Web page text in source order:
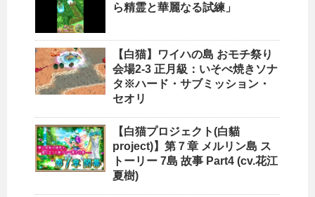
ら精霊と華麗なる試練」
【白猫】ワイハの島 おモチ祭り
会場2-3 正月級：いそべ焼きソナ
タ※ハード・サブミッション・
セオリ
【白猫プロジェクト(白貓
project)】第７章 メルリン島 ス
トーリー 7島 故事 Part4 (cv.花江
夏樹)